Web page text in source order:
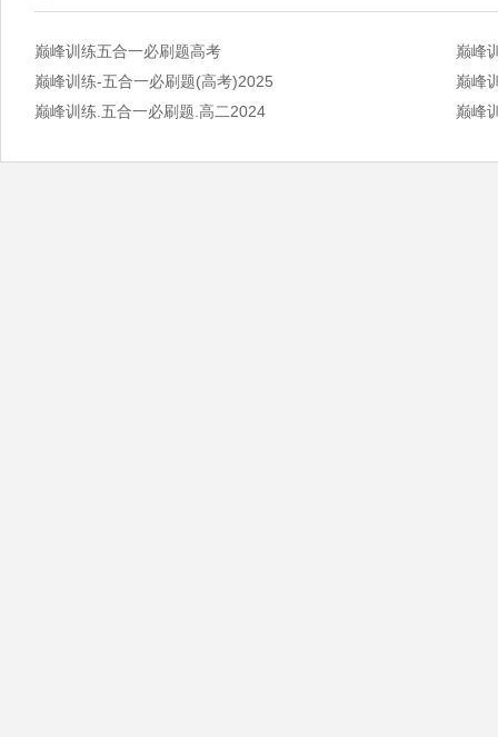
巅峰训练五合一必刷题高考
巅峰
巅峰训练-五合一必刷题(高考)2025
巅峰
巅峰训练.五合一必刷题.高二2024
巅峰